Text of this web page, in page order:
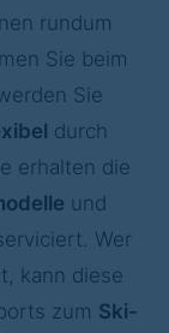
rundum
Sie beim
Sie
durch
erhalten die
und
Wer
kann diese
zum Ski-